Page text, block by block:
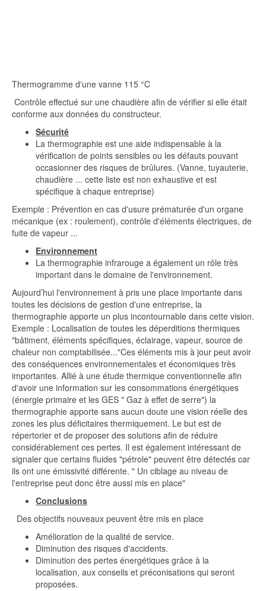
Thermogramme d'une vanne 115 °C
Contrôle effectué sur une chaudière afin de vérifier si elle était
conforme aux données du constructeur.
Sécurité
La thermographie est une aide indispensable à la
vérification de points sensibles ou les défauts pouvant
occasionner des risques de brûlures. (Vanne, tuyauterie,
chaudière ... cette liste est non exhaustive et est
spécifique à chaque entreprise)
Exemple : Prévention en cas d'usure prématurée d'un organe
mécanique (ex : roulement), contrôle d'éléments électriques, de
fuite de vapeur ...
Environnement
La thermographie infrarouge a également un rôle très
important dans le domaine de l'environnement.
Aujourd’hui l'environnement à pris une place importante dans
toutes les décisions de gestion d'une entreprise, la
thermographie apporte un plus incontournable dans cette vision.
Exemple : Localisation de toutes les déperditions thermiques
"bâtiment, éléments spécifiques, éclairage, vapeur, source de
chaleur non comptabilisée..."Ces éléments mis à jour peut avoir
des conséquences environnementales et économiques très
importantes. Allié à une étude thermique conventionnelle afin
d'avoir une information sur les consommations énergétiques
(énergie primaire et les GES " Gaz à effet de serre") la
thermographie apporte sans aucun doute une vision réelle des
zones les plus déficitaires thermiquement. Le but est de
répertorier et de proposer des solutions afin de réduire
considérablement ces pertes. Il est également intéressant de
signaler que certains fluides "pétrole" peuvent être détectés car
ils ont une émissivité différente. " Un ciblage au niveau de
l'entreprise peut donc être aussi mis en place"
Conclusions
Des objectifs nouveaux peuvent être mis en place
Amélioration de la qualité de service.
Diminution des risques d'accidents.
Diminution des pertes énergétiques grâce à la
localisation, aux conseils et préconisations qui seront
proposées.